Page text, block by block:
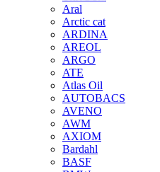
Aral
Arctic cat
ARDINA
AREOL
ARGO
ATE
Atlas Oil
AUTOBACS
AVENO
AWM
AXIOM
Bardahl
BASF